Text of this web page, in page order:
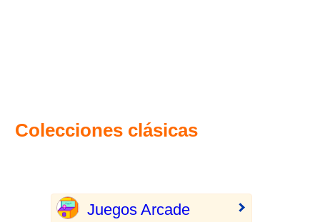
Colecciones clásicas
Juegos Arcade